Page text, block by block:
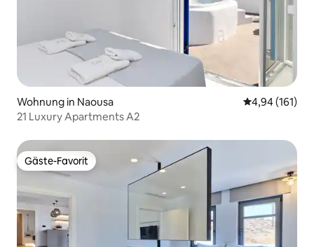
Wohnung in Naousa
4,94 (161)
21 Luxury Apartments A2
Gäste-Favorit
Gäste-Favorit